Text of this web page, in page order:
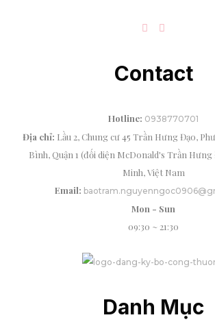
Contact
Hotline: 0938770701
Địa chỉ: Lầu 2, Chung cư 45 Trần Hưng Đạo,
Bình, Quận 1 (đối diện McDonald's Trần Hưng
Minh, Việt Nam
Email:
Mon - Sun
09:30 ~ 21:30
Danh Mục